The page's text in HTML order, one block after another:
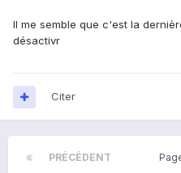
Il me semble que c'est la
désactivr
Citer
PRÉCÉDENT